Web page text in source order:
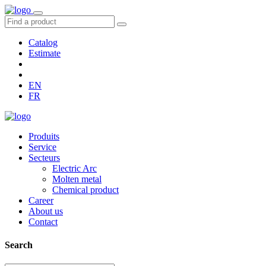
Catalog
Estimate
EN
FR
Produits
Service
Secteurs
Electric Arc
Molten metal
Chemical product
Career
About us
Contact
Search